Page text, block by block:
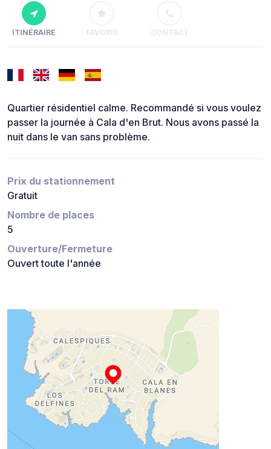
ITINÉRAIRE FAVORIS CONTACT
Quartier résidentiel calme. Recommandé si vous voulez
passer la journée à Cala d'en Brut. Nous avons passé la
nuit dans le van sans problème.
Prix du stationnement
Gratuit
Nombre de places
5
Ouverture/Fermeture
Ouvert toute l'année